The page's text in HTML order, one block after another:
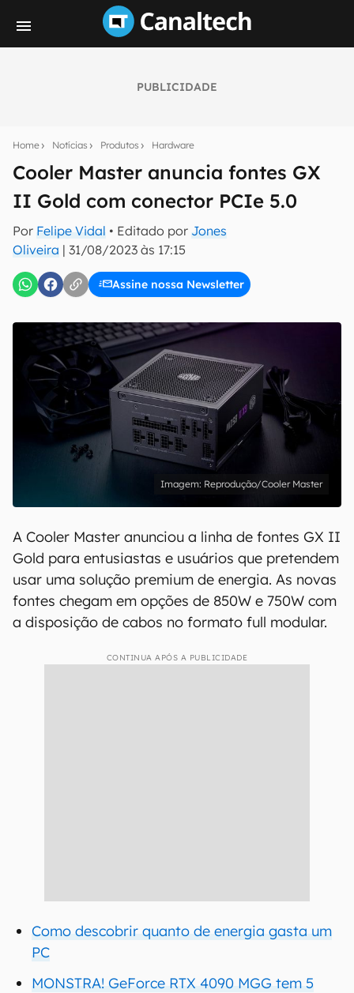
PUBLICIDADE
Home Notícias Produtos Hardware
Cooler Master anuncia fontes GX
II Gold com conector PCIe 5.0
Por Felipe Vidal • Editado por Jones
Oliveira | 31/08/2023 às 17:15
Assine nossa Newsletter
notícias e reviews sobre tecnologia em primeira
mão.
E-mail
Uso e Política de Privacidade do Canaltech.
Reprodução/Cooler Master
A Cooler Master anunciou a linha de fontes GX II
Gold para entusiastas e usuários que pretendem
usar uma solução premium de energia. As novas
fontes chegam em opções de 850W e 750W com
a disposição de cabos no formato full modular.
CONTINUA APÓS A PUBLICIDADE
Como descobrir quanto de energia gasta um
PC
MONSTRA! GeForce RTX 4090 MGG tem 5